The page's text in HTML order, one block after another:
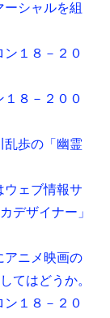
ーシャルを組
１８－２０
８－２００
乱歩の「幽霊
ウェブ情報サ
デザイナー」
アニメ映画の
てはどうか。
１８－２０